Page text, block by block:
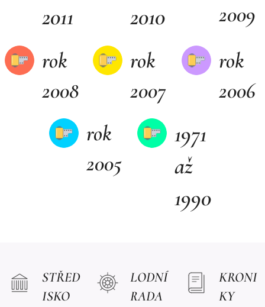
2011
2010
2009
rok
2008
rok
2007
rok
2006
rok
2005
1971
až
1990
STŘED
ISKO
LODNÍ
RADA
KRONI
KY